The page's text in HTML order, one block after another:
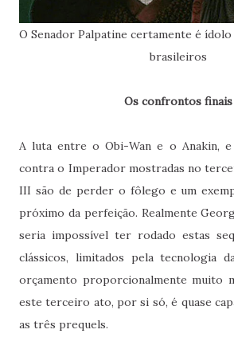
O Senador Palpatine certamente é
brasileiros
Os confrontos finais
A luta entre o Obi-Wan e o Anakin,
contra o Imperador mostradas no
III são de perder o fôlego e um
próximo da perfeição. Realmente
seria impossível ter rodado estas
clássicos, limitados pela tecnologia
orçamento proporcionalmente muito
este terceiro ato, por si só, é quase
as três prequels.